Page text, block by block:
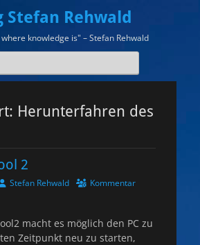
Stefan Rehwald
knowledge is" – Stefan Rehwald
Herunterfahren des
2
Stefan Rehwald
Kommentar
macht es möglich den PC zu
Zeitpunkt neu zu starten,